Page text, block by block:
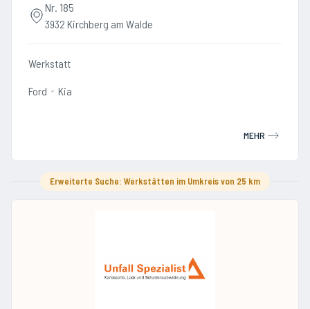
Nr. 185
3932 Kirchberg am Walde
Werkstatt
Ford Kia
MEHR
Erweiterte Suche: Werkstätten im Umkreis von 25 km